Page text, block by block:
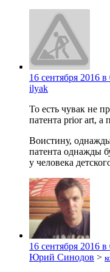
16 сентября 2016 в
ilyak
То есть чувак не
патента prior art, а
Воистину,
патента однажды
у человека
16 сентября 2016 в
Юрий Синодов >